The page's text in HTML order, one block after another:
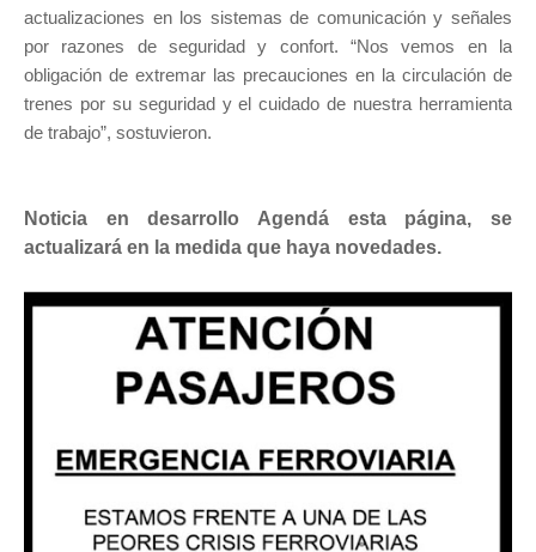
actualizaciones en los sistemas de comunicación y señales
por razones de seguridad y confort. “Nos vemos en la
obligación de extremar las precauciones en la circulación de
trenes por su seguridad y el cuidado de nuestra herramienta
de trabajo”, sostuvieron.
Noticia en desarrollo Agendá esta página, se
actualizará en la medida que haya novedades.